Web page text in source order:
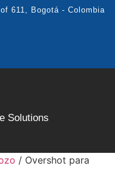
611, Bogotá - Colombia
Solutions
/ Overshot para